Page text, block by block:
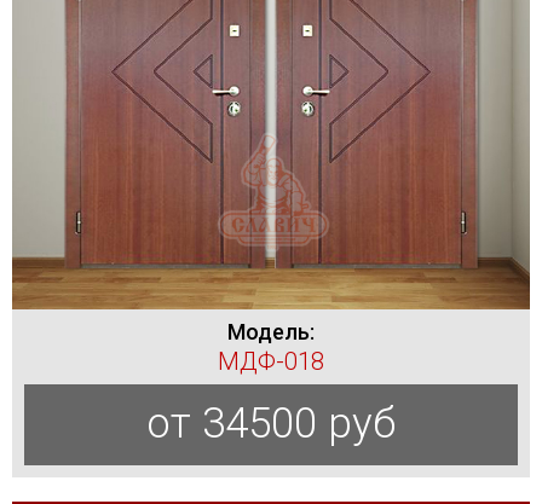
Модель:
МДФ-018
от 34500 руб